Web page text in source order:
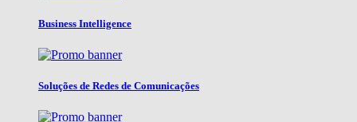
Business Intelligence
Soluções de Redes de Comunicações